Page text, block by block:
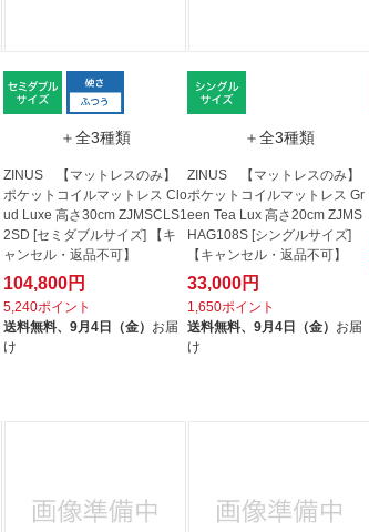
＋全3種類
ZINUS 【マットレスのみ】
ポケットコイルマットレス Clo
ud Luxe 高さ30cm ZJMSCLS1
2SD [セミダブルサイズ] 【キ
ャンセル・返品不可】
104,800円
5,240ポイント
送料無料、 9月4日（金） お届
け
＋全3種類
ZINUS 【マットレスのみ】
ポケットコイルマットレス Gr
een Tea Lux 高さ20cm ZJMS
HAG108S [シングルサイズ]
【キャンセル・返品不可】
33,000円
1,650ポイント
送料無料、9月4日（金） お届
け